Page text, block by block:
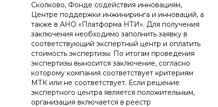
Сколково, Фонде содействия инновациям,
Центре поддержки инжиниринга и инноваций, а
также в АНО «Платформа НТИ». Для получения
заключения необходимо заполнить заявку в
соответствующий экспертный центр и оплатить
стоимость экспертизы. По итогам проведения
экспертизы выносится заключение, согласно
которому компания соответствует критериям
МТК или не соответствует. Если решение
экспертного центра является положительным,
организация включается в реестр